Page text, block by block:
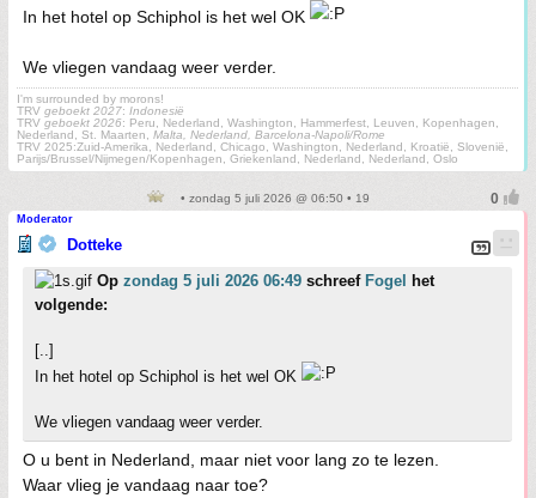
In het hotel op Schiphol is het wel OK
We vliegen vandaag weer verder.
I'm surrounded by morons!
TRV geboekt 2027: Indonesië
TRV geboekt 2026: Peru, Nederland, Washington, Hammerfest, Leuven, Kopenhagen,
Nederland, St. Maarten, Malta, Nederland, Barcelona-Napoli/Rome
TRV 2025:Zuid-Amerika, Nederland, Chicago, Washington, Nederland, Kroatië, Slovenië,
Parijs/Brussel/Nijmegen/Kopenhagen, Griekenland, Nederland, Nederland, Oslo
• zondag 5 juli 2026 @ 06:50 • 19
Moderator
Dotteke
Op zondag 5 juli 2026 06:49 schreef Fogel
het
volgende:
[..]
In het hotel op Schiphol is het wel OK
We vliegen vandaag weer verder.
O u bent in Nederland, maar niet voor lang zo te lezen.
Waar vlieg je vandaag naar toe?